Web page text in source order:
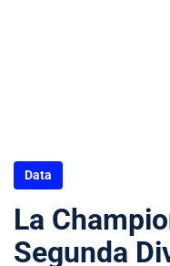
Data
La
Segunda